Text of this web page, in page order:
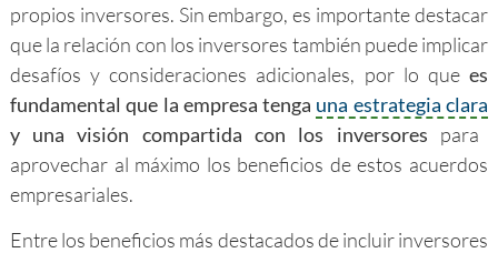
propios inversores. Sin embargo, es importante destacar
que la relación con los inversores también puede implicar
desafíos y consideraciones adicionales, por lo quees
fundamental que la empresa tenga una estrategia clara
y una visión compartida con los inversores para
aprovechar al máximo los beneficios de estos acuerdos
empresariales.
Entre los beneficios más destacados de incluir inversores